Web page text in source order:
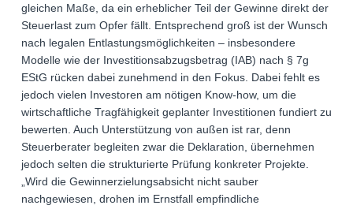
gleichen Maße, da ein erheblicher Teil der Gewinne direkt der
Steuerlast zum Opfer fällt. Entsprechend groß ist der Wunsch
nach legalen Entlastungsmöglichkeiten – insbesondere
Modelle wie der Investitionsabzugsbetrag (IAB) nach § 7g
EStG rücken dabei zunehmend in den Fokus. Dabei fehlt es
jedoch vielen Investoren am nötigen Know-how, um die
wirtschaftliche Tragfähigkeit geplanter Investitionen fundiert zu
bewerten. Auch Unterstützung von außen ist rar, denn
Steuerberater begleiten zwar die Deklaration, übernehmen
jedoch selten die strukturierte Prüfung konkreter Projekte.
„Wird die Gewinnerzielungsabsicht nicht sauber
nachgewiesen, drohen im Ernstfall empfindliche